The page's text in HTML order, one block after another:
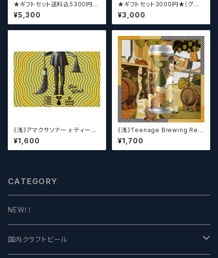
★ギフトセット送料込5300円★
（お好みに合わせて4～5本チョ
イスさせていただきます）【クラフ
トビール】
¥5,300
★ギフトセット3000円★（グラ
スセット）【クラフトビール】
¥3,000
《浅》アマクサソナー x ティーン
エイジ x ウィッチクラフト / Am
akusa sonar x Teenage Br
ewing ×WITCH CRAFT Tee
¥1,600
《浅》Teenage Brewing Res
urrection // レザレクション【ク
ラフトビール】
¥1,700
CATEGORY
NEW！！
国内クラフトビール